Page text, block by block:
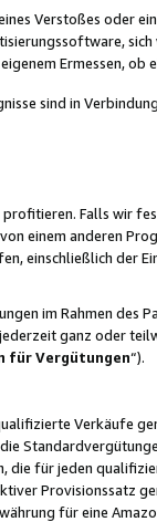
Verstoßes oder
Ermessen,
sind in
Falls wir
einem anderen
einschließlich der
im Rahmen
ganz oder
für Vergütungen“).
Verkäufe
für jeden
Provisionssatz
für eine